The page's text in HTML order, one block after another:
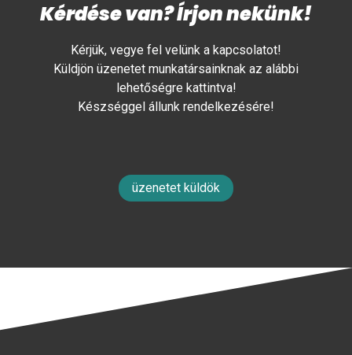
Kérdése van? Írjon nekünk!
Kérjük, vegye fel velünk a kapcsolatot!
Küldjön üzenetet munkatársainknak az alábbi
lehetőségre kattintva!
Készséggel állunk rendelkezésére!
üzenetet küldök